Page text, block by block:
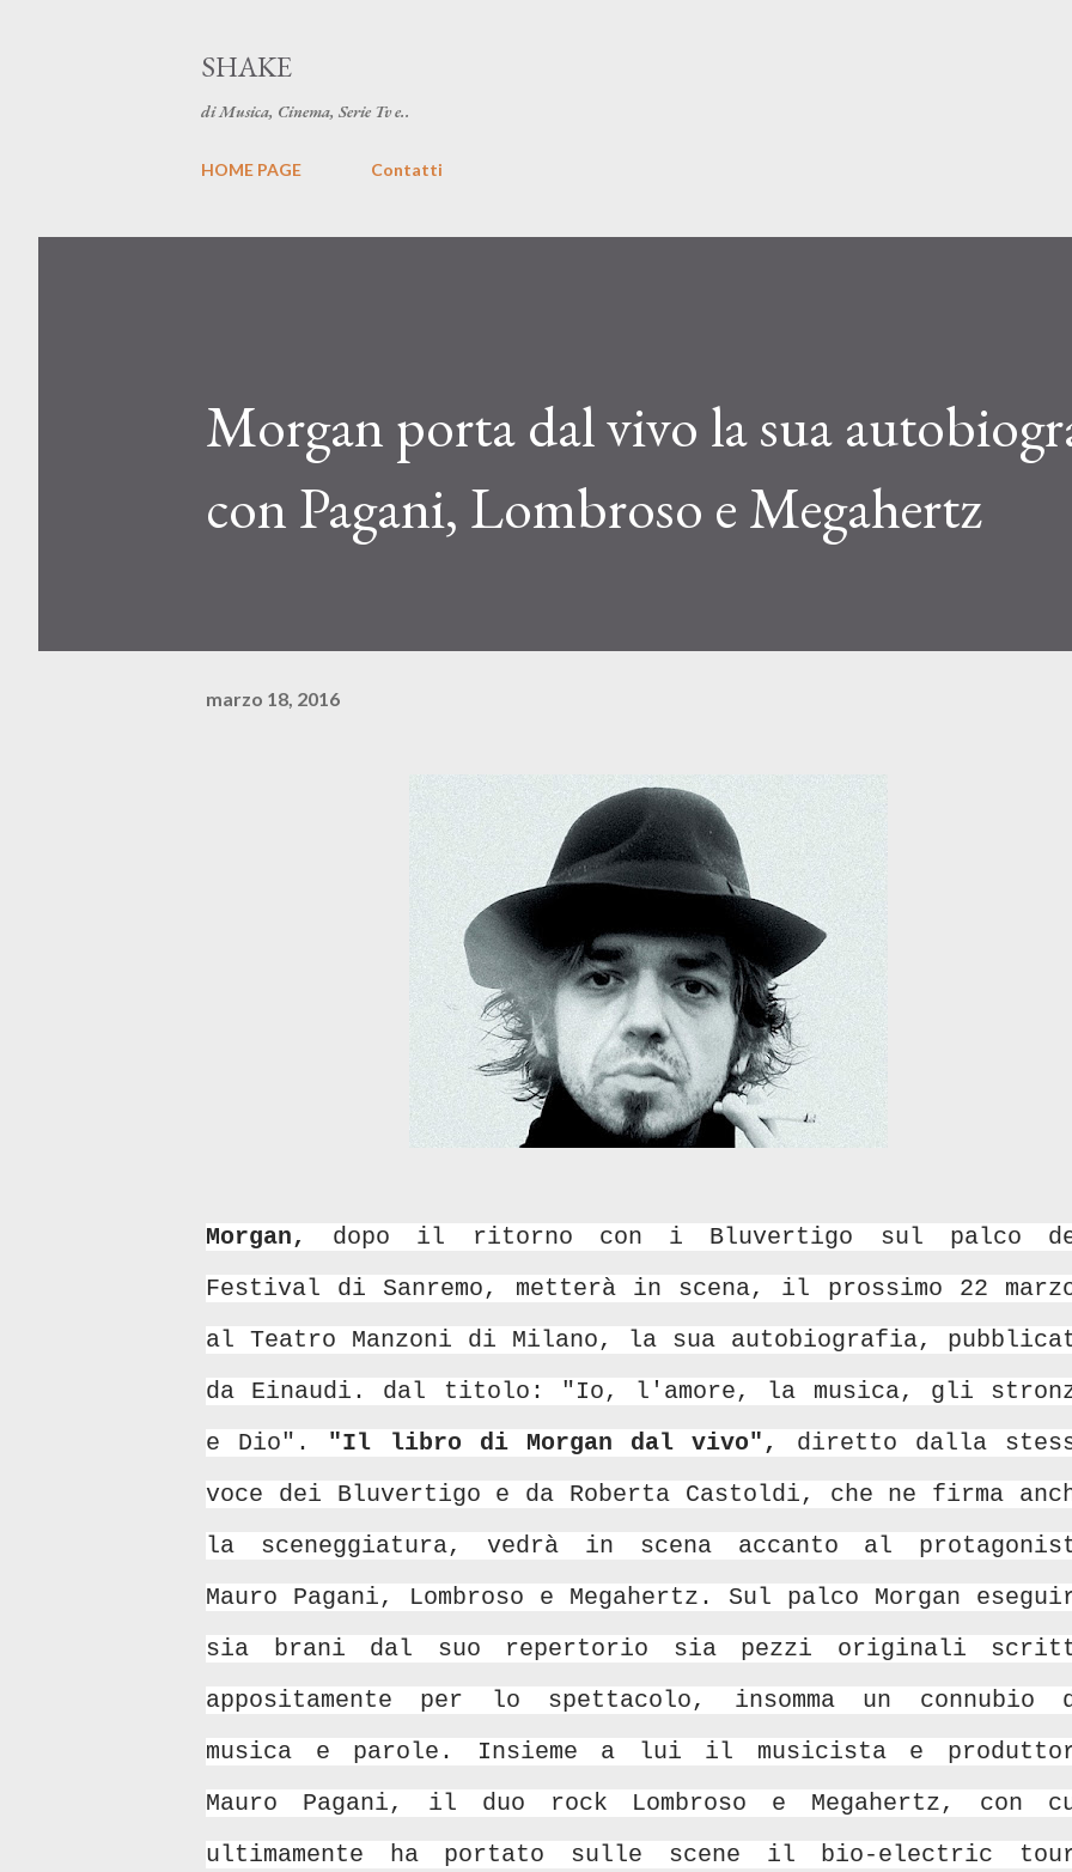
SHAKE
di Musica, Cinema, Serie Tv e..
HOME PAGE Contatti
Morgan porta dal vivo la sua
con Pagani, Lombroso e Megahertz
marzo 18, 2016
Morgan, dopo il ritorno con i Bluvertigo sul palco
Festival di Sanremo, metterà in scena, il prossimo 22
al Teatro Manzoni di Milano, la sua autobiografia,
da Einaudi. dal titolo: "Io, l'amore, la musica, gli
e Dio". "Il libro di Morgan dal vivo",
diretto dalla
voce dei Bluvertigo e da Roberta Castoldi, che ne firma
la sceneggiatura, vedrà in scena accanto al
Mauro Pagani, Lombroso e Megahertz. Sul palco Morgan
sia brani dal suo repertorio sia pezzi originali
appositamente per lo spettacolo, insomma un connubio
musica e parole. Insieme a lui il musicista e
Mauro Pagani, il duo rock Lombroso e Megahertz, con
ultimamente ha portato sulle scene il bio-electric